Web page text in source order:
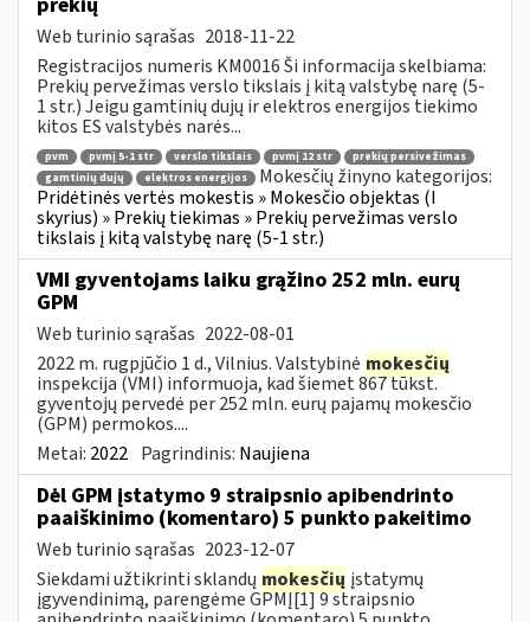
Web turinio sąrašas 2018-11-22
Registracijos numeris KM0016 Ši informacija skelbiama:
Prekių pervežimas verslo tikslais į kitą valstybę narę (5-
1 str.) Jeigu gamtinių dujų ir elektros energijos tiekimo
kitos ES valstybės narės...
pvm pvmį 5-1 str verslo tikslais pvmį 12 str
prekių persivežimas
gamtinių dujų
elektros energijos
Mokesčių žinyno kategorijos:
Pridėtinės vertės mokestis » Mokesčio objektas (I
skyrius) » Prekių tiekimas » Prekių pervežimas verslo
tikslais į kitą valstybę narę (5-1 str.)
VMI gyventojams laiku grąžino 252 mln. eurų
GPM
Web turinio sąrašas 2022-08-01
2022 m. rugpjūčio 1 d., Vilnius. Valstybinė mokesčių
inspekcija (VMI) informuoja, kad šiemet 867 tūkst.
gyventojų pervedė per 252 mln. eurų pajamų mokesčio
(GPM) permokos....
Metai: 2022 Pagrindinis: Naujiena
Dėl GPM įstatymo 9 straipsnio apibendrinto
paaiškinimo (komentaro) 5 punkto pakeitimo
Web turinio sąrašas 2023-12-07
Siekdami užtikrinti sklandų mokesčių įstatymų
įgyvendinimą, parengėme GPMĮ[1] 9 straipsnio